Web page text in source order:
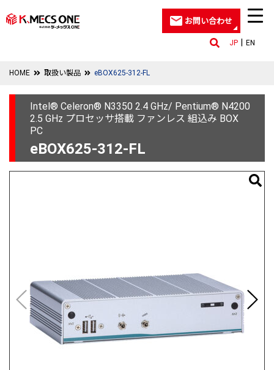
JP EN
お問い合わせ
HOME 取扱い製品 eBOX625-312-FL
Intel® Celeron® N3350 2.4 GHz/ Pentium® N4200
2.5 GHz プロセッサ搭載 ファンレス 組込み BOX
PC
eBOX625-312-FL